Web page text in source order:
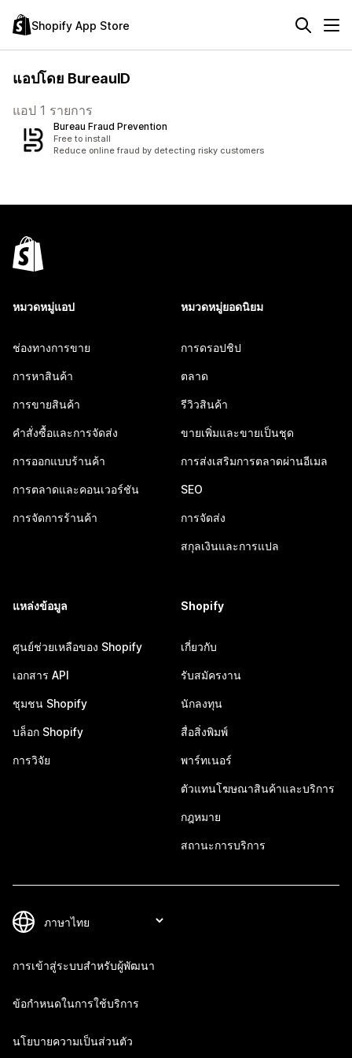
Shopify App Store
แอปโดย BureauID
แอป 1 รายการ
Bureau Fraud Prevention
Free to install
Reduce online fraud by detecting risky customers
หมวดหมู่แอป
ช่องทางการขาย
การหาสินค้า
การขายสินค้า
คำสั่งซื้อและการจัดส่ง
การออกแบบร้านค้า
การตลาดและคอนเวอร์ชัน
การจัดการร้านค้า
หมวดหมู่ยอดนิยม
การดรอปชิป
ตลาด
รีวิวสินค้า
ขายเพิ่มและขายเป็นชุด
การส่งเสริมการตลาดผ่านอีเมล
SEO
การจัดส่ง
สกุลเงินและการแปล
แหล่งข้อมูล
ศูนย์ช่วยเหลือของ Shopify
เอกสาร API
ชุมชน Shopify
บล็อก Shopify
การวิจัย
Shopify
เกี่ยวกับ
รับสมัครงาน
นักลงทุน
สื่อสิ่งพิมพ์
พาร์ทเนอร์
ตัวแทนโฆษณาสินค้าและบริการ
กฎหมาย
สถานะการบริการ
การเข้าสู่ระบบสำหรับผู้พัฒนา
ข้อกำหนดในการใช้บริการ
นโยบายความเป็นส่วนตัว